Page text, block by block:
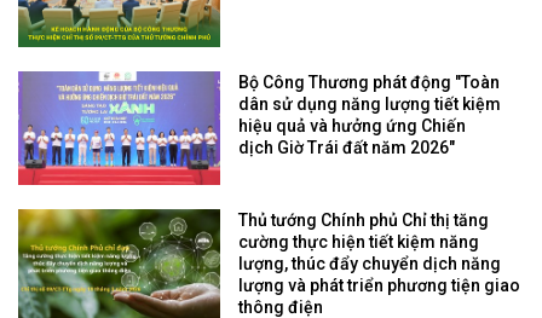
Bộ Công Thương phát động "Toàn
dân sử dụng năng lượng tiết kiệm
hiệu quả và hưởng ứng Chiến
dịch Giờ Trái đất năm 2026"
Thủ tướng Chính phủ Chỉ thị tăng
cường thực hiện tiết kiệm năng
lượng, thúc đẩy chuyển dịch năng
lượng và phát triển phương tiện giao
thông điện